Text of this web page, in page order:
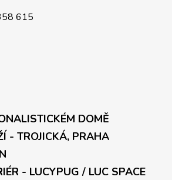
615
DOMĚ
- TROJICKÁ, PRAHA
- LUCYPUG / LUC SPACE